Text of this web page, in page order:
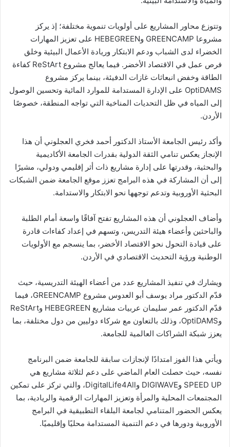
وتتوزع محاور المشاريع على أولويات تنموية مختلفة؛ إذ يركز
مشروعا GREENCAMP وHEBEGREEN على تعزيز المهارات
الخضراء لدى الشباب ودعم الابتكار وريادة الأعمال البيئية وخلق
فرص عمل في الاقتصاد الأخضر. فيما يعالج مشروع ReStArt كفاءة
الطاقة وخفض انبعاثات غازات الدفيئة، بينما يركز مشروع
OptiDAMS على الإدارة المستدامة للموارد المائية وتحسين الوصول
إلى المياه في ظل التحديات المناخية التي تواجه المنطقة، خصوصًا
الأردن.
وأكد رئيس الجامعة الأستاذ الدكتور أحمد فخري العجلوني أن هذا
الإنجاز يعكس تنامي الثقة الدولية بقدرات الجامعة الأكاديمية
والبحثية، وقدرتها على إدارة مشاريع ذات أثر إقليمي ودولي، مشيرًا
إلى أن المشاركة في هذه البرامج تعزز موقع الجامعة ضمن الشبكات
البحثية الأوروبية وتدعم توجهها نحو الابتكار والاستدامة.
وأضاف العجلوني أن هذه المشاريع تفتح آفاقًا واسعة أمام الطلبة
والباحثين وأعضاء هيئة التدريس، وتسهم في إعداد كفاءات قادرة
على قيادة التحول نحو الاقتصاد الأخضر، بما ينسجم مع الأولويات
الوطنية ورؤية التحديث الاقتصادي في الأردن.
ويشارك في تنفيذ المشاريع عدد من أعضاء الهيئة التدريسية، حيث
قدّم الدكتور مراد يوسف أبو العدوس مشروع GREENCAMP، فيما
قدّم الدكتور عمر سليمان عربيات مشاريع HEBEGREEN وReStArt
وOptiDAMS، وذلك بالتعاون مع شركاء دوليين من دول مختلفة، بما
يعزز شبكة الشراكات العالمية للجامعة.
ويأتي هذا الفوز امتدادًا لإنجازات سابقة للجامعة ضمن البرنامج
نفسه، حيث حصلت العام الماضي على دعم لثلاثة مشاريع هي
SPEED UP وDIGIWAVE وDigitalLife4All، والتي تركز على تمكين
المجتمعات المحلية والمرأة وتعزيز المهارات الرقمية والريادية، بما
يعكس الحضور المتنامي لجامعة البلقاء التطبيقية في البرامج
الأوروبية ودورها في دعم التنمية المستدامة محليًا وإقليميًا.